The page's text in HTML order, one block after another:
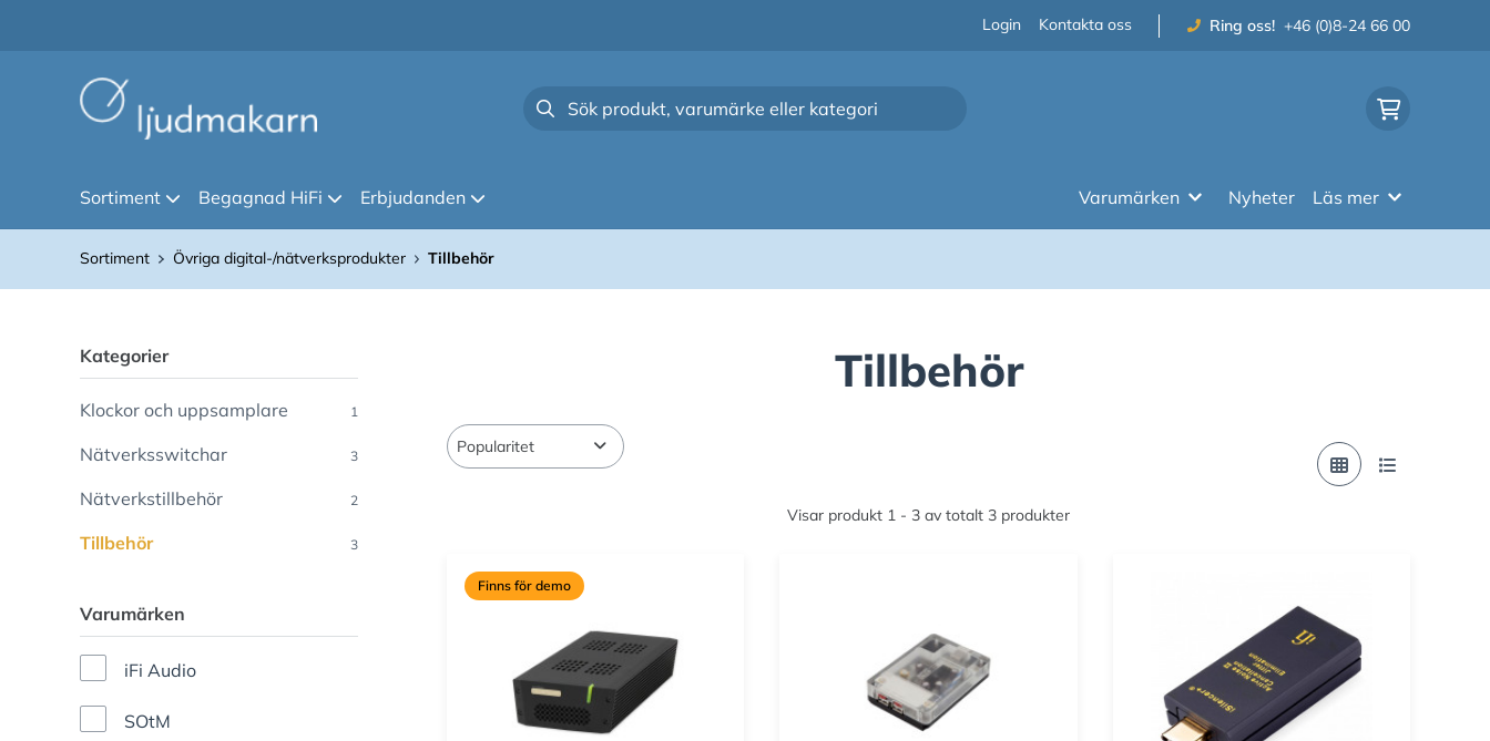
Login Kontakta oss Ring oss! +46 (0)8-24 66 00
Sortiment Begagnad HiFi Erbjudanden Varumärken Nyheter Läs mer
Sortiment Övriga digital-/nätverksprodukter Tillbehör
Kategorier
Klockor och uppsamplare 1
Nätverksswitchar 3
Nätverkstillbehör 2
Tillbehör 3
Varumärken
iFi Audio
SOtM
Tillbehör
Visar produkt 1 - 3 av totalt 3 produkter
Finns för demo